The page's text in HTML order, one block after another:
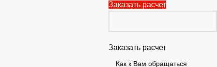
Заказать расчет
Заказать расчет